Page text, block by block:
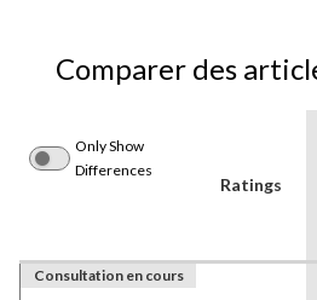
Comparer des
Only Show
Differences
Ratings
Consultation en cours